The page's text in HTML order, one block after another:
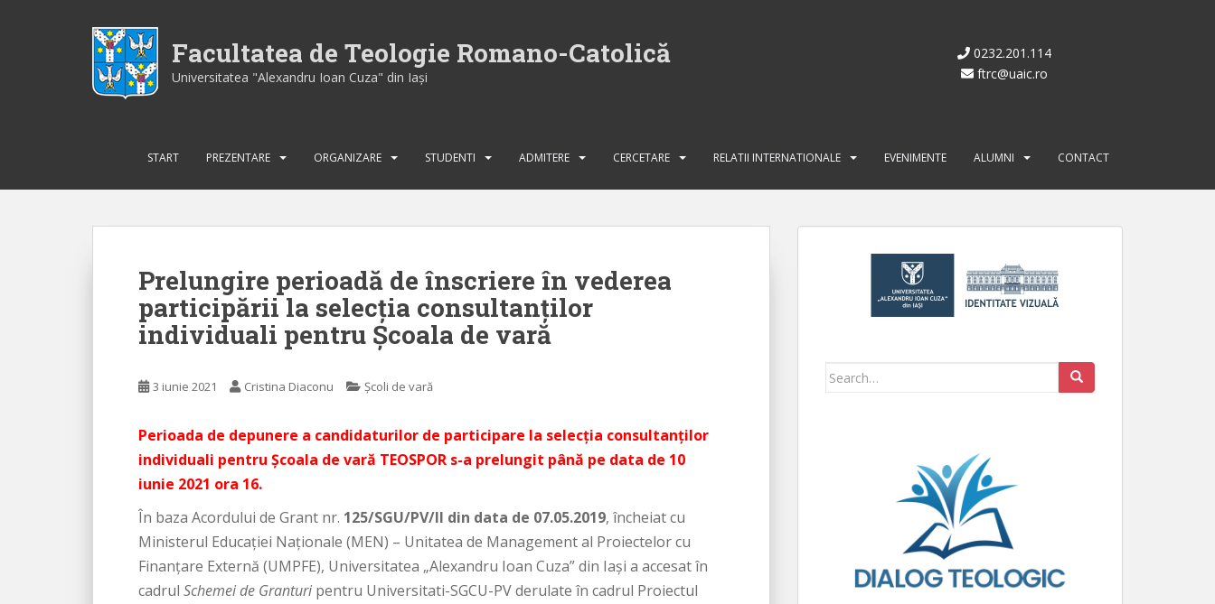
Facultatea de Teologie Romano-Catolică
Universitatea "Alexandru Ioan Cuza" din Iaşi
0232.201.114
ftrc@uaic.ro
START PREZENTARE ORGANIZARE STUDENTI ADMITERE CERCETARE RELATII INTERNATIONALE EVENIMENTE ALUMNI CONTACT
Prelungire perioadă de înscriere în vederea
participării la selecția consultanților
individuali pentru Școala de vară
3 iunie 2021 Cristina Diaconu Școli de vară
Perioada de depunere a candidaturilor de participare la selecția consultanților
individuali pentru Școala de vară TEOSPOR s-a prelungit până pe data de 10
iunie 2021 ora 16.
În baza Acordului de Grant nr. 125/SGU/PV/II din data de 07.05.2019, încheiat cu
Ministerul Educației Naționale (MEN) – Unitatea de Management al Proiectelor cu
Finanțare Externă (UMPFE), Universitatea „Alexandru Ioan Cuza” din Iași a accesat în
cadrul Schemei de Granturi pentru Universitati-SGCU-PV derulate în cadrul Proiectul
Search for: